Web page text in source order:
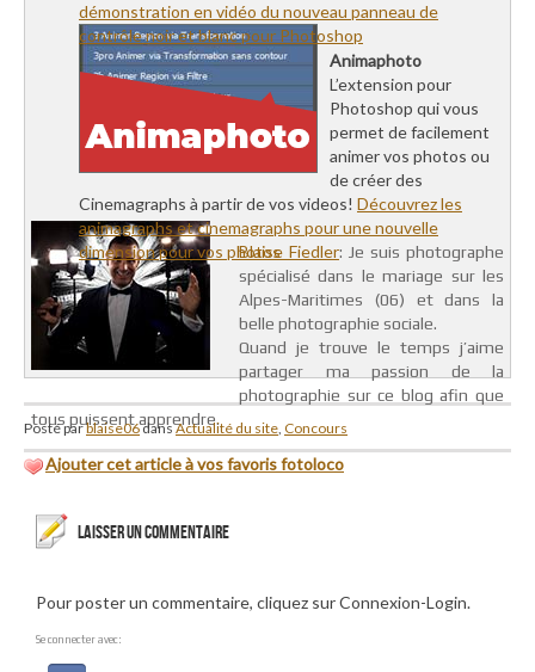
démonstration en vidéo du nouveau panneau de
contrôle noir et blanc pour Photoshop
Animaphoto
L’extension pour
Photoshop qui vous
permet de facilement
animer vos photos ou
de créer des
Cinemagraphs à partir de vos videos! Découvrez les
animagraphs et cinemagraphs pour une nouvelle
dimension pour vos photosBlaise Fiedler: Je suis photographe
spécialisé dans le mariage sur les
Alpes-Maritimes (06) et dans la
belle photographie sociale.
Quand je trouve le temps j’aime
partager ma passion de la
photographie sur ce blog afin que
tous puissent apprendre.
Posté parblaise06dansActualité du site, Concours
Ajouter cet article à vos favoris fotoloco
LAISSER UN COMMENTAIRE
Pour poster un commentaire, cliquez sur Connexion-Login.
Se connecter avec: